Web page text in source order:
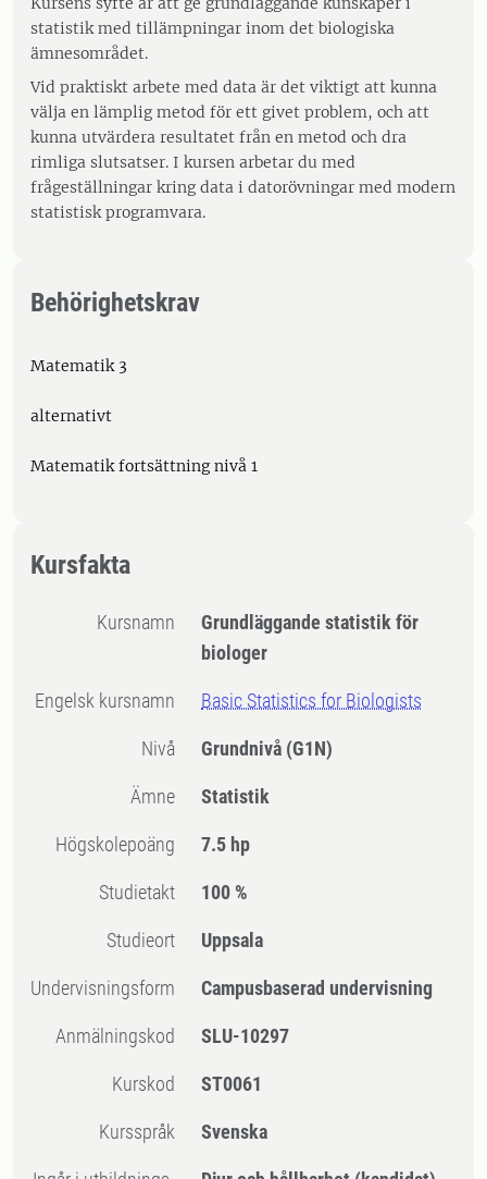
statistik med tillämpningar inom det biologiska
ämnesområdet.
Vid praktiskt arbete med data är det viktigt att kunna
välja en lämplig metod för ett givet problem, och att
kunna utvärdera resultatet från en metod och dra
rimliga slutsatser. I kursen arbetar du med
frågeställningar kring data i datorövningar med modern
statistisk programvara.
Behörighetskrav
Matematik 3
alternativt
Matematik fortsättning nivå 1
Kursfakta
Kursnamn
Grundläggande statistik för
biologer
Engelsk kursnamn Basic Statistics for Biologists
Nivå Grundnivå (G1N)
Ämne Statistik
högskolepoäng 7.5 hp
Studietakt 100 %
Studieort Uppsala
Undervisningsform Campusbaserad undervisning
Anmälningskod SLU-10297
Kurskod ST0061
Kursspråk Svenska